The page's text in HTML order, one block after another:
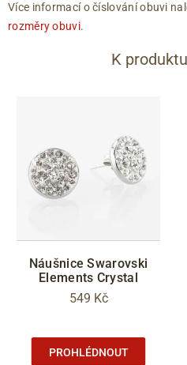
Více informací o číslování obuvi
rozměry obuvi.
K
Náušnice Swarovski
Elements Crystal
549 Kč
PROHLÉDNOUT